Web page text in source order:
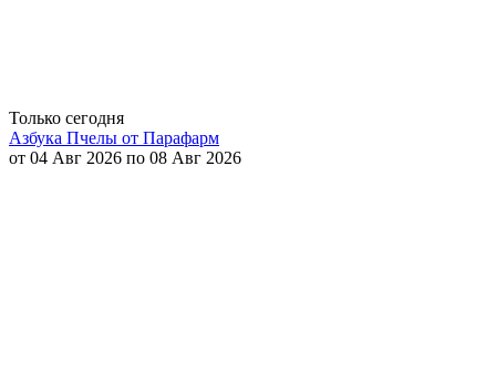
Только сегодня
Азбука Пчелы от Парафарм
от 04 Авг 2026 по 08 Авг 2026